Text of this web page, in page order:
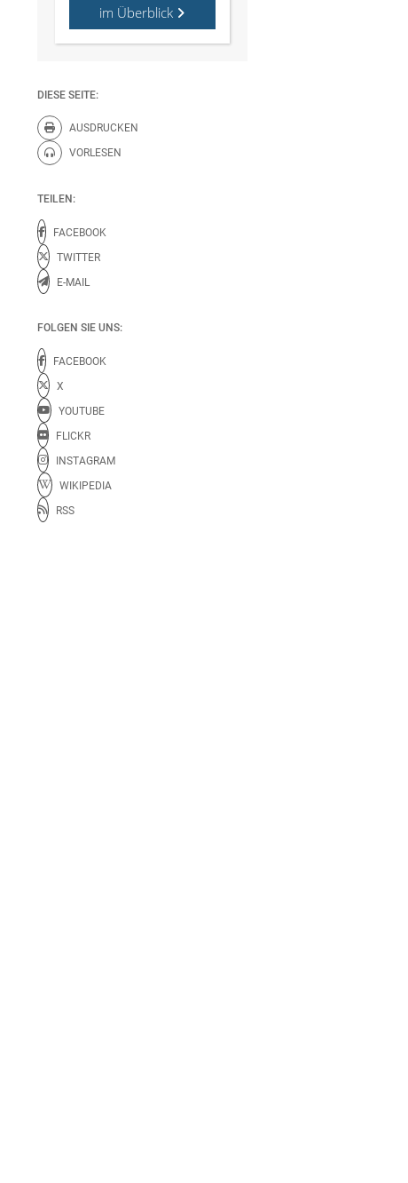
im Überblick
DIESE SEITE:
AUSDRUCKEN
Diese Seite drucken.
VORLESEN
Diese Seite vorlesen.
TEILEN:
FACEBOOK
TWITTER
E-MAIL
FOLGEN SIE UNS:
FACEBOOK
X
YOUTUBE
FLICKR
INSTAGRAM
WIKIPEDIA
RSS